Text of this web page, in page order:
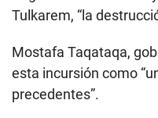
Tulkarem, “la
Mostafa Taqataqa,
esta incursión como
precedentes”.